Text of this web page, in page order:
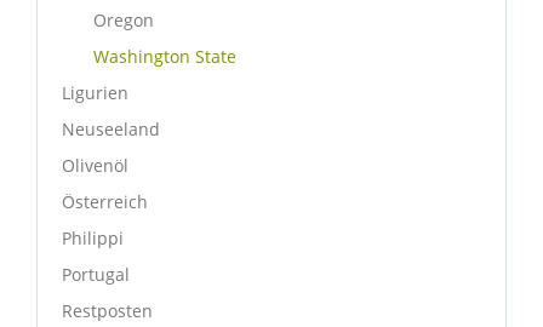
Oregon
Washington State
Ligurien
Neuseeland
Olivenöl
Österreich
Philippi
Portugal
Restposten